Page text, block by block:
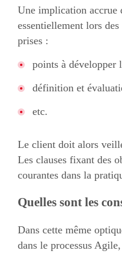
Une implication accrue
essentiellement lors
prises :
points à développer
définition et
etc.
Le client doit alors
Les clauses fixant des
courantes dans la
Quelles sont les
Dans cette même
dans le processus